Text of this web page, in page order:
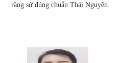
răng sứ đúng chuẩn Thái Nguyên.